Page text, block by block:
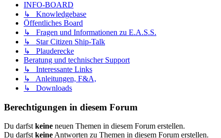
INFO-BOARD
↳ Knowledgebase
Öffentliches Board
↳ Fragen und Informationen zu E.A.S.S.
↳ Star Citizen Ship-Talk
↳ Plauderecke
Beratung und technischer Support
↳ Interessante Links
↳ Anleitungen, F&A,
↳ Downloads
Berechtigungen in diesem Forum
Du darfstkeine neuen Themen in diesem Forum erstellen.
Du darfstkeineAntworten zu Themen in diesem Forum erstellen.